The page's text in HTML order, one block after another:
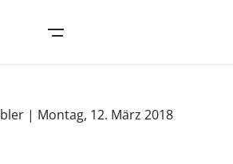
| Montag, 12. März 2018